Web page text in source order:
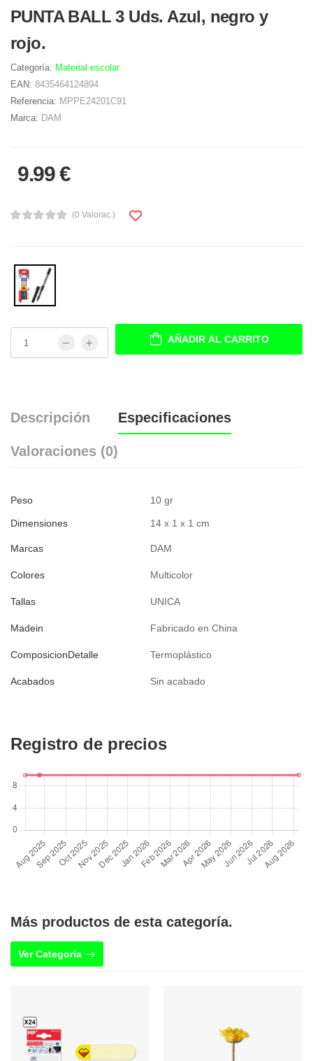
PUNTA BALL 3 Uds. Azul, negro y
rojo.
Categoría: Material escolar
EAN: 8435464124894
Referencia: MPPE24201C91
Marca: DAM
9.99 €
(0 Valorac.)
AÑADIR AL CARRITO
Descripción Especificaciones
Valoraciones (0)
Peso 10 gr
Dimensiones 14 x 1 x 1 cm
Marcas DAM
Colores Multicolor
Tallas UNICA
Madein Fabricado en China
ComposicionDetalle Termoplástico
Acabados Sin acabado
Registro de precios
Más productos de esta categoría.
Ver Categoría